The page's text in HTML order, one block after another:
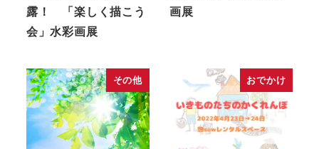
露！ 「楽しく描こう
会」水彩画展
画展
その他 おでかけ